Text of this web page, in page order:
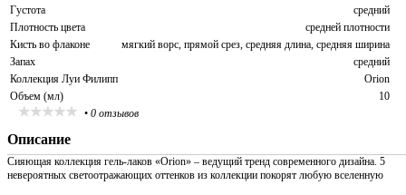
Густота
средний
Плотность цвета
средней плотности
Кисть во флаконе
мягкий ворс, прямой срез, средняя длина, средняя ширина
Запах
средний
Коллекция Луи Филипп
Orion
Объем (мл)
10
• 0 отзывов
Описание
Сияющая коллекция гель-лаков «Orion» – ведущий тренд современного дизайна. 5
невероятных светоотражающих оттенков из коллекции покорят любую вселенную